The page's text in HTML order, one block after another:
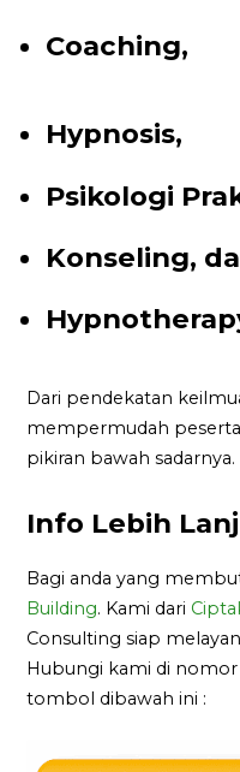
Coaching,
Hypnosis,
Psikologi
Konseling,
Dari pendekatan
mempermudah
pikiran bawah sadarnya.
Info Lebih
Bagi anda yang
Building. Kami dari
Consulting siap
Hubungi kami di
tombol dibawah ini :